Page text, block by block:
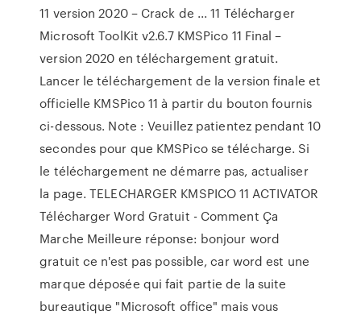
11 version 2020 – Crack de ... 11 Télécharger
Microsoft ToolKit v2.6.7 KMSPico 11 Final –
version 2020 en téléchargement gratuit.
Lancer le téléchargement de la version finale et
officielle KMSPico 11 à partir du bouton fournis
ci-dessous. Note : Veuillez patientez pendant 10
secondes pour que KMSPico se télécharge. Si
le téléchargement ne démarre pas, actualiser
la page. TELECHARGER KMSPICO 11 ACTIVATOR
Télécharger Word Gratuit - Comment Ça
Marche Meilleure réponse: bonjour word
gratuit ce n'est pas possible, car word est une
marque déposée qui fait partie de la suite
bureautique "Microsoft office" mais vous